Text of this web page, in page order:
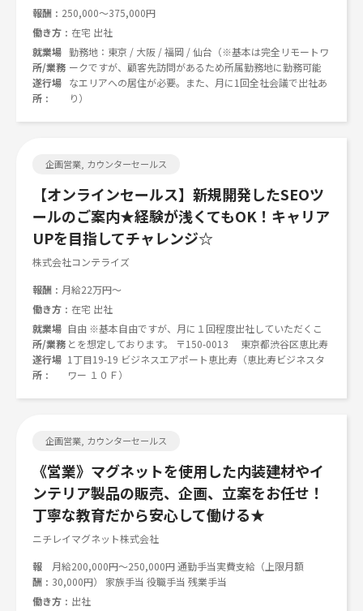
報酬
250,000～375,000円
働き方
在宅 出社
就業場
所/業務
遂行場
所
勤務地：東京 / 大阪 / 福岡 / 仙台（※基本は完全リモートワ
ークですが、顧客先訪問があるため所属勤務地に勤務可能
なエリアへの居住が必要。また、月に1回全社会議で出社あ
り）
企画営業, カウンターセールス
【オンラインセールス】新規開発したSEOツ
ールのご案内★経験が浅くてもOK！キャリア
UPを目指してチャレンジ☆
株式会社コンテライズ
報酬
月給22万円～
働き方
在宅 出社
就業場
所/業務
遂行場
所
自由 ※基本自由ですが、月に１回程度出社していただくこ
とを想定しております。 〒150-0013 東京都渋谷区恵比寿
1丁目19-19 ビジネスエアポート恵比寿（恵比寿ビジネスタ
ワー １０Ｆ）
企画営業, カウンターセールス
《営業》マグネットを使用した内装建材やイ
ンテリア製品の販売、企画、立案をお任せ！
丁寧な教育だから安心して働ける★
ニチレイマグネット株式会社
報
酬
月給200,000円～250,000円 通勤手当実費支給（上限月額
30,000円） 家族手当 役職手当 残業手当
働き方
出社